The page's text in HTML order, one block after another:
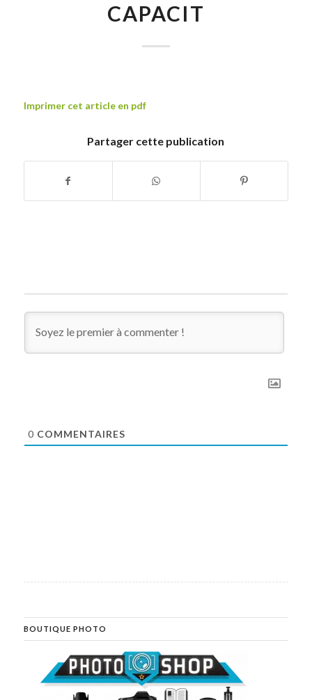
CAPACIT
Imprimer cet article en pdf
Partager cette publication
0 COMMENTAIRES
BOUTIQUE PHOTO